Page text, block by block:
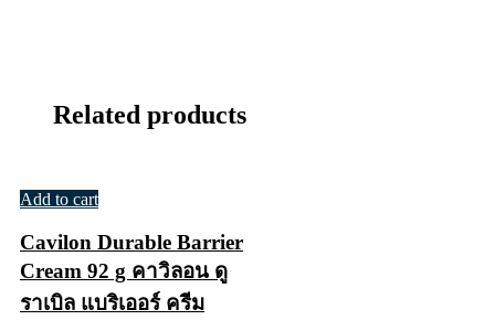
Related products
Add to cart
Cavilon Durable Barrier
Cream 92 g คาวิลอน ดู
ราเบิล แบริเออร์ ครีม